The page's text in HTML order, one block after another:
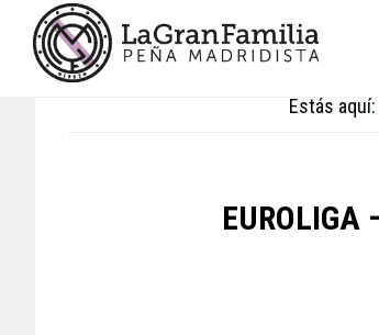
primary
footer
Estás aquí:
EUROLIGA